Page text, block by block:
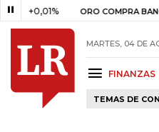
ORO COMPRA BANCO DE LA
MARTES, 04 DE
FINANZAS
TEMAS DE